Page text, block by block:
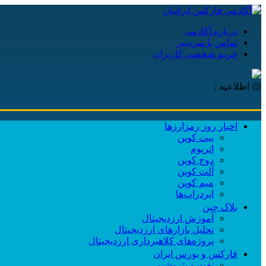
درباره آکادمی
تماس با سردبیر
حریم شخصی کاربران
۞ اطلاعیه :
اخبار روز رمزارزها
بیت کوین
اتریوم
دوج کوین
آلت کوین
میم کوین‌
ایردراپ‌ها
بلاک چین
آموزش ارزدیجیتال
تحلیل بازارهای ارزدیجیتال
پروژه‌های کلاهبرداری ارزدیجیتال
فارکس و بورس ایران